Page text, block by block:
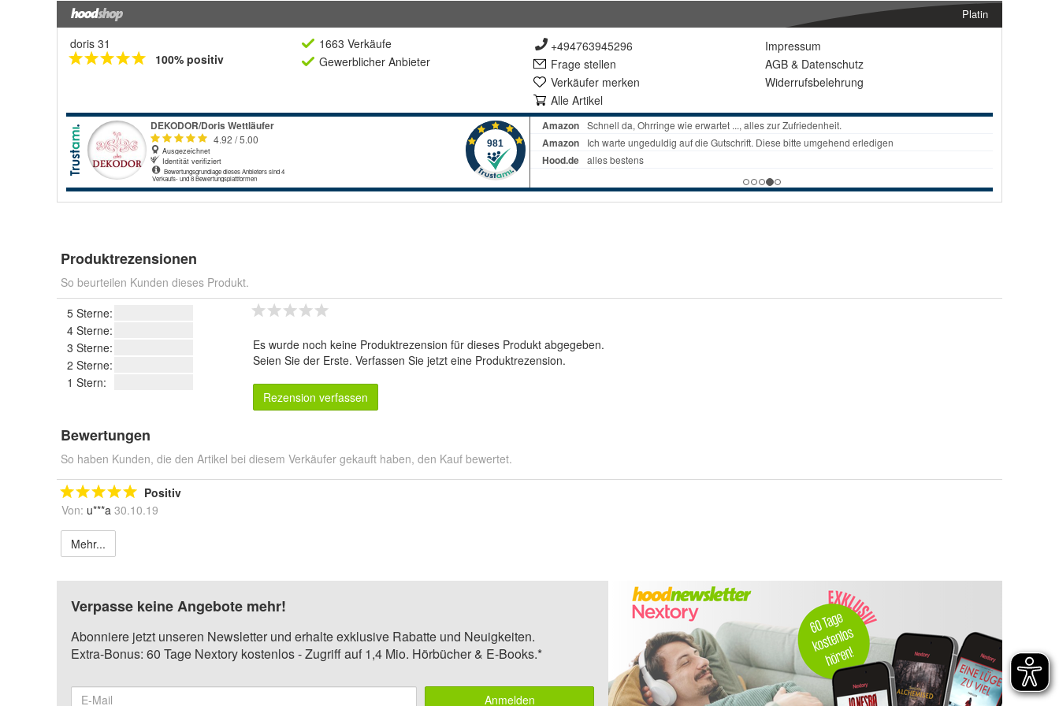
Platin
doris 31
100% positiv
1663 Verkäufe
Gewerblicher Anbieter
+494763945296
Frage stellen
Verkäufer merken
Alle Artikel
Impressum
AGB & Datenschutz
Widerrufsbelehrung
Produktrezensionen
So beurteilen Kunden dieses Produkt.
5 Sterne:
4 Sterne:
3 Sterne:
2 Sterne:
1 Stern:
Es wurde noch keine Produktrezension für dieses Produkt abgegeben.
Seien Sie der Erste. Verfassen Sie jetzt eine Produktrezension.
Rezension verfassen
Bewertungen
So haben Kunden, die den Artikel bei diesem Verkäufer gekauft haben, den Kauf bewertet.
Positiv
Von: u***a 30.10.19
Mehr...
Verpasse keine Angebote mehr!
Abonniere jetzt unseren Newsletter und erhalte exklusive Rabatte und Neuigkeiten.
Extra-Bonus: 60 Tage Nextory kostenlos - Zugriff auf 1,4 Mio. Hörbücher & E-Books.*
Anmelden